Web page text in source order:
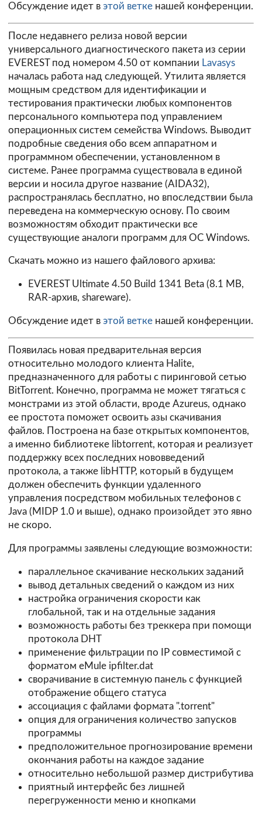
Обсуждение идет в этой ветке нашей конференции.
После недавнего релиза новой версии
универсального диагностического пакета из серии
EVEREST под номером 4.50 от компании Lavasys
началась работа над следующей. Утилита является
мощным средством для идентификации и
тестирования практически любых компонентов
персонального компьютера под управлением
операционных систем семейства Windows. Выводит
подробные сведения обо всем аппаратном и
программном обеспечении, установленном в
системе. Ранее программа существовала в единой
версии и носила другое название (AIDA32),
распространялась бесплатно, но впоследствии была
переведена на коммерческую основу. По своим
возможностям обходит практически все
существующие аналоги программ для ОС Windows.
Скачать можно из нашего файлового архива:
EVEREST Ultimate 4.50 Build 1341 Beta (8.1 MB,
RAR-архив, shareware).
Обсуждение идет в этой ветке нашей конференции.
Появилась новая предварительная версия
относительно молодого клиента Halite,
предназначенного для работы с пиринговой сетью
BitTorrent. Конечно, программа не может тягаться с
монстрами из этой области, вроде Azureus, однако
ее простота поможет освоить азы скачивания
файлов. Построена на базе открытых компонентов,
а именно библиотеке libtorrent, которая и реализует
поддержку всех последних нововведений
протокола, а также libHTTP, который в будущем
должен обеспечить функции удаленного
управления посредством мобильных телефонов с
Java (MIDP 1.0 и выше), однако произойдет это явно
не скоро.
Для программы заявлены следующие возможности:
параллельное скачивание нескольких заданий
вывод детальных сведений о каждом из них
настройка ограничения скорости как
глобальной, так и на отдельные задания
возможность работы без треккера при помощи
протокола DHT
применение фильтрации по IP совместимой с
форматом eMule ipfilter.dat
сворачивание в системную панель с функцией
отображение общего статуса
ассоциация с файлами формата ".torrent"
опция для ограничения количество запусков
программы
предположительное прогнозирование времени
окончания работы на каждое задание
относительно небольшой размер дистрибутива
приятный интерфейс без лишней
перегруженности меню и кнопками